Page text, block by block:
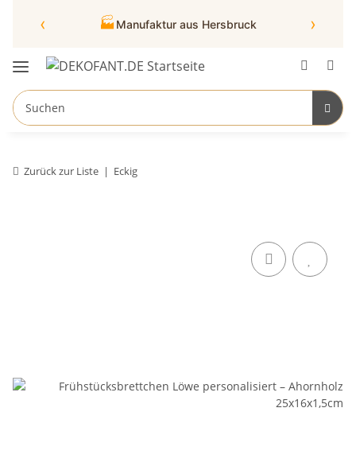
‹ 🏭 Manufaktur aus Hersbruck ›
Zurück zur Liste Eckig